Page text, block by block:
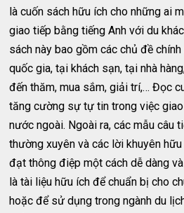
là cuốn sách hữu ích cho những ai
giao tiếp bằng tiếng Anh với du
sách này bao gồm các chủ đề
quốc gia, tại khách sạn, tại nhà
đến thăm, mua sắm, giải trí,… Đọc
tăng cường sự tự tin trong việc
nước ngoài. Ngoài ra, các mẫu câu
thường xuyên và các lời khuyên
đạt thông điệp một cách dễ dàng
là tài liệu hữu ích để chuẩn bị cho
hoặc để sử dụng trong ngành du